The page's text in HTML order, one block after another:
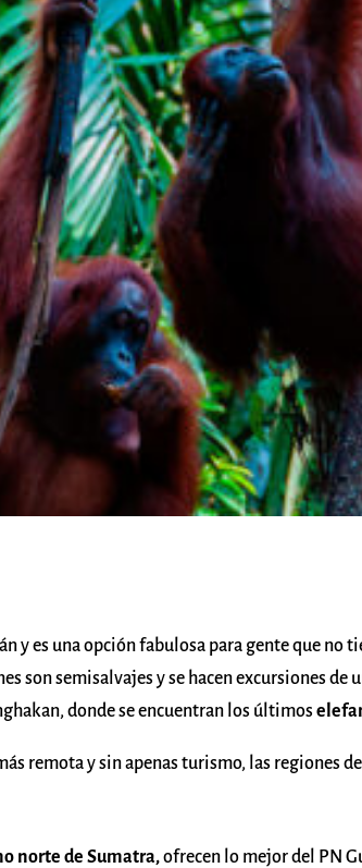
y es una opción fabulosa para gente que no
son semisalvajes y se hacen excursiones
donde se encuentran los últimos
remota y sin apenas turismo, las regiones de
norte de Sumatra,ofrecen lo mejor del PN